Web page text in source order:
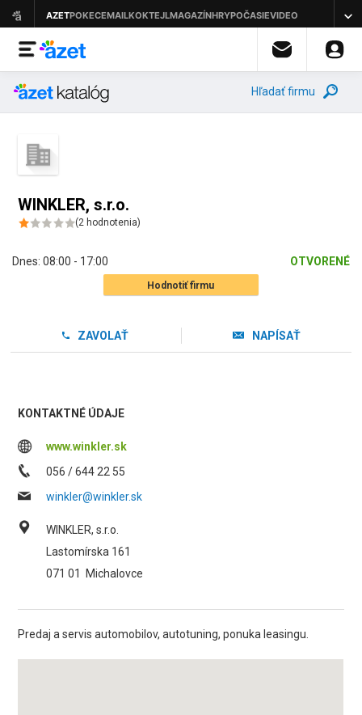
Hľadať firmu
WINKLER, s.r.o.
(2 hodnotenia)
Dnes: 08:00 - 17:00 OTVORENÉ
Hodnotiť firmu
ZAVOLAŤ NAPÍSAŤ
KONTAKTNÉ ÚDAJE
www.winkler.sk
056 / 644 22 55
winkler@winkler.sk
WINKLER, s.r.o.
Lastomírska 161
071 01
Michalovce
Predaj a servis automobilov, autotuning, ponuka leasingu.